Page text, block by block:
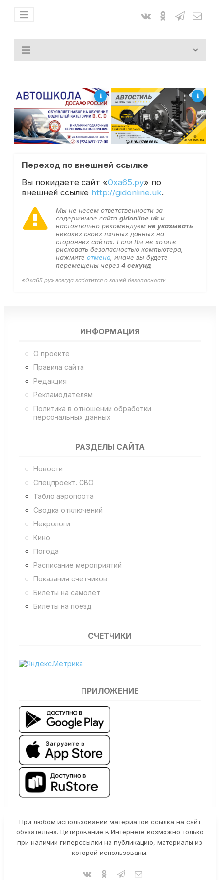
Переход по внешней ссылке
Вы покидаете сайт «Оха65.ру» по
внешней ссылке http://gidonline.uk.
Мы не несем ответственности за
содержимое сайта gidonline.ukи
настоятельно рекомендуем не указывать
никаких своих личных данных на
сторонних сайтах. Если Вы не хотите
рисковать безопасностью компьютера,
нажмите отмена, иначе вы будете
перемещены через 4 секунд
«Оха65.ру» всегда заботится о вашей безопасности.
ИНФОРМАЦИЯ
О проекте
Правила сайта
Редакция
Рекламодателям
Политика в отношении обработки
персональных данных
РАЗДЕЛЫ САЙТА
Новости
Спецпроект. СВО
Табло аэропорта
Сводка отключений
Некрологи
Кино
Погода
Расписание мероприятий
Показания счетчиков
Билеты на самолет
Билеты на поезд
СЧЕТЧИКИ
ПРИЛОЖЕНИЕ
При любом использовании материалов ссылка на сайт
обязательна. Цитирование в Интернете возможно только
при наличии гиперссылки на публикацию, материалы из
которой использованы.